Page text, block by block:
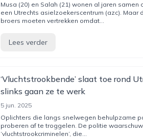
Musa (20) en Salah (21) wonen al jaren samen
een Utrechts asielzoekerscentrum (azc). Maar
broers moeten vertrekken omdat...
Lees verder
‘Vluchtstrookbende’ slaat toe rond
slinks gaan ze te werk
5 jun. 2025
Oplichters die langs snelwegen behulpzame
proberen af te troggelen. De politie
‘vluchtstrookcriminelen’, die...